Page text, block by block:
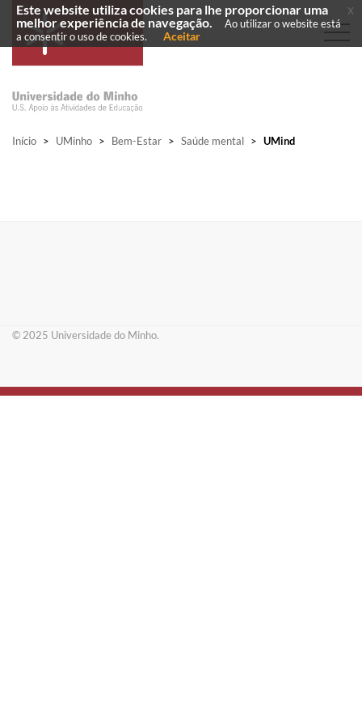
Início > UMinho > Bem-Estar > Saúde mental > UMind
© 2025 ​Universidade do Minho.
Este website utiliza cookies para lhe proporcionar uma
melhor experiência de navegação.
Ao utilizar o website está
a consentir o uso de cookies.
Aceitar
x